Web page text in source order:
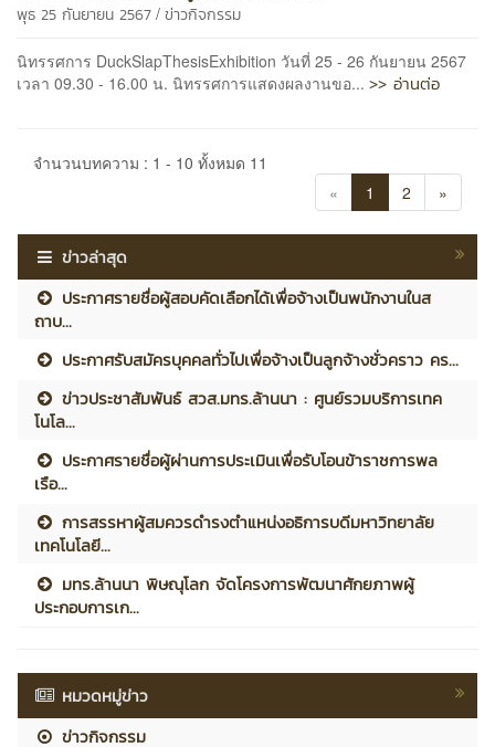
พุธ 25 กันยายน 2567 / ข่าวกิจกรรม
นิทรรศการ DuckSlapThesisExhibition วันที่ 25 - 26 กันยายน 2567
เวลา 09.30 - 16.00 น. นิทรรศการแสดงผลงานขอ... >> อ่านต่อ
จำนวนบทความ : 1 - 10 ทั้งหมด 11
«
1 2 »
ข่าวล่าสุด
ประกาศรายชื่อผู้สอบคัดเลือกได้เพื่อจ้างเป็นพนักงานในส
ถาบ...
ประกาศรับสมัครบุคคลทั่วไปเพื่อจ้างเป็นลูกจ้างชั่วคราว คร...
ข่าวประชาสัมพันธ์ สวส.มทร.ล้านนา : ศูนย์รวมบริการเทค
โนโล...
ประกาศรายชื่อผู้ผ่านการประเมินเพื่อรับโอนข้าราชการพล
เรือ...
การสรรหาผู้สมควรดำรงตำแหน่งอธิการบดีมหาวิทยาลัย
เทคโนโลยี...
มทร.ล้านนา พิษณุโลก จัดโครงการพัฒนาศักยภาพผู้
ประกอบการเก...
หมวดหมู่ข่าว
ข่าวกิจกรรม